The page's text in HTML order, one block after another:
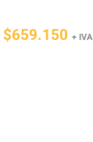
El
$659.150 El
+ IVA